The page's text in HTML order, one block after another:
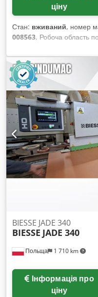
ціну
Стан: вживаний, номер
008563, Робоча область
по осі Y: 1300 мм
свердлильних головок: 82
Польща 1 710 km
BIESSE JADE 340
BIESSE JADE 340
ціну